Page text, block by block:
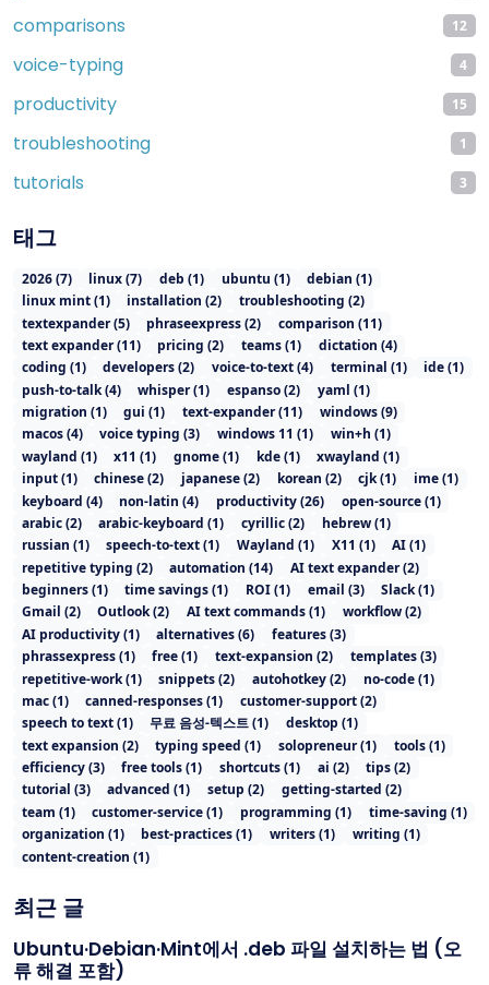
comparisons 12
voice-typing 4
productivity 15
troubleshooting 1
tutorials 3
태그
2026(7) linux(7) deb (1) ubuntu (1) debian (1)
linux mint(1) installation (2) troubleshooting (2)
textexpander(5) phraseexpress(2) comparison (11)
text expander(11) pricing (2) teams(1) dictation (4)
coding (1) developers(2) voice-to-text(4) terminal (1) ide(1)
push-to-talk(4) whisper(1) espanso(2) yaml (1)
migration (1) gui (1) text-expander(11) windows(9)
macos(4) voice typing (3) windows 11 (1) win+h (1)
wayland (1) x11 (1) gnome(1) kde(1) xwayland (1)
input(1) chinese(2) japanese(2) korean (2) cjk(1) ime(1)
keyboard (4) non-latin (4) productivity(26) open-source(1)
arabic(2) arabic-keyboard (1) cyrillic(2) hebrew(1)
russian (1) speech-to-text(1) Wayland (1) X11 (1) AI(1)
repetitive typing (2) automation (14) AI text expander(2)
beginners(1) time savings(1) ROI(1) email (3) Slack(1)
Gmail (2) Outlook(2) AI text commands(1) workflow(2)
AI productivity(1) alternatives(6) features(3)
phrassexpress(1) free(1) text-expansion (2) templates(3)
repetitive-work(1) snippets(2) autohotkey(2) no-code(1)
mac(1) canned-responses(1) customer-support(2)
speech to text(1) 무료 음성-텍스트(1) desktop (1)
text expansion (2) typing speed (1) solopreneur(1) tools(1)
efficiency(3) free tools(1) shortcuts(1) ai (2) tips(2)
tutorial (3) advanced (1) setup (2) getting-started (2)
team (1) customer-service(1) programming (1) time-saving (1)
organization (1) best-practices(1) writers(1) writing (1)
content-creation (1)
최근 글
Ubuntu·Debian·Mint에서 .deb 파일 설치하는 법 (오
류 해결 포함)